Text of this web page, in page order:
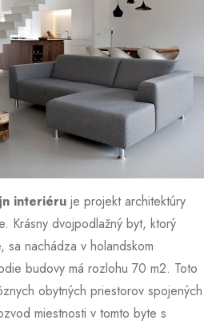
interiéru je projekt architektúry
Krásny dvojpodlažný byt, ktorý
sa nachádza v holandskom
budovy má rozlohu 70 m2. Toto
obytných priestorov spojených
miestnosti v tomto byte s